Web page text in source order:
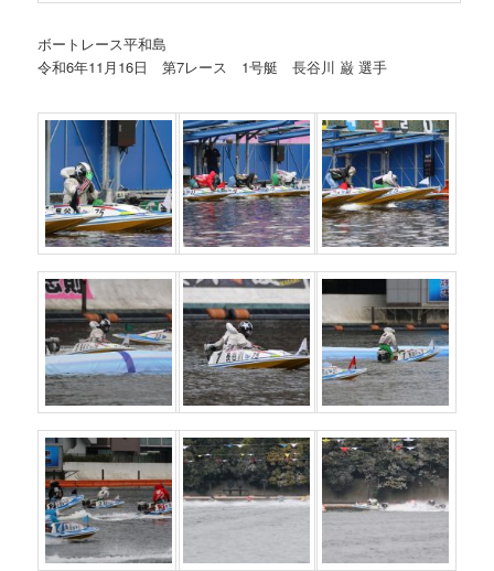
ボートレース平和島
令和6年11月16日 第7レース 1号艇 長谷川 巌 選手